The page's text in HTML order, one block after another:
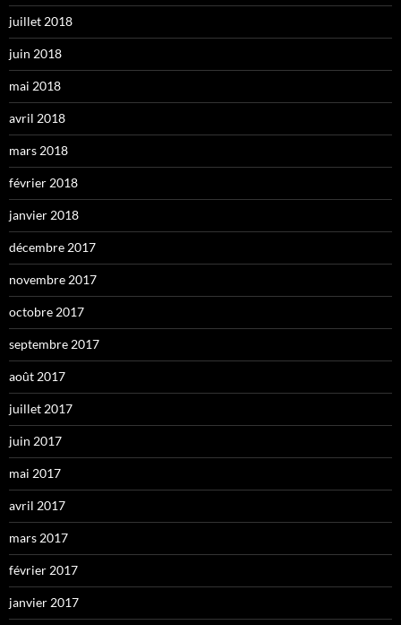
juillet 2018
juin 2018
mai 2018
avril 2018
mars 2018
février 2018
janvier 2018
décembre 2017
novembre 2017
octobre 2017
septembre 2017
août 2017
juillet 2017
juin 2017
mai 2017
avril 2017
mars 2017
février 2017
janvier 2017